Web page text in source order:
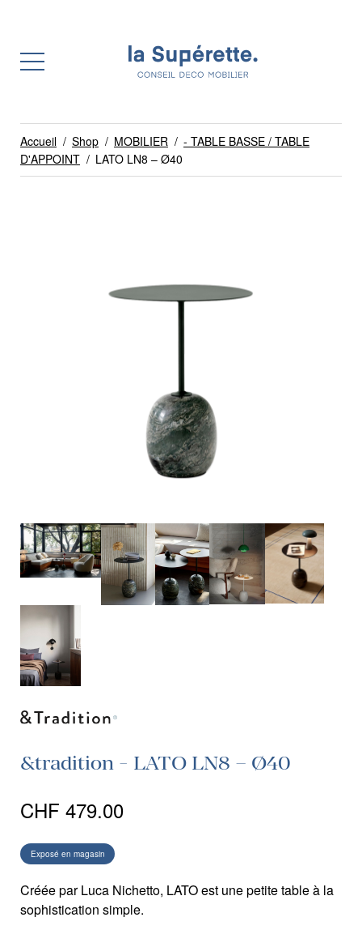
Accueil / Shop / MOBILIER / - TABLE BASSE / TABLE
D'APPOINT / LATO LN8 – Ø40
&tradition - LATO LN8 – Ø40
CHF 479.00
Exposé en magasin
Créée par Luca Nichetto, LATO est une petite table à la
sophistication simple.